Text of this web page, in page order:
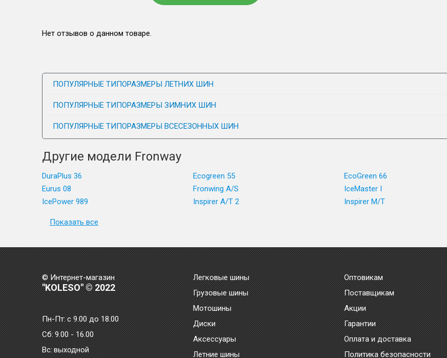
Нет отзывов о данном товаре.
ПОПУЛЯРНЫЕ ТИПОРАЗМЕРЫ ЛЕТНИХ ШИН
ПОПУЛЯРНЫЕ ТИПОРАЗМЕРЫ ЗИМНИХ ШИН
ПОПУЛЯРНЫЕ ТИПОРАЗМЕРЫ ВСЕСЕЗОННЫХ ШИН
Другие модели Fronway
DuraPlus 36 Ecogreen 55 EcoGreen 66
Eurus 08
Fronwing A/S IceMaster I
IcePower 989
Inspirer A/T 2 Inspirer M/T
Показать все
© Интернет-магазин
"KOLESO" © 2022
Пн-Пт:с 9.00 до 18.00
Сб: 9.00 - 16.00
Bc: выходной
Легковые шины
Грузовые шины
Мотошины
Диски
Аксессуары
Летние шины
Оптовикам
Поставщикам
Акции
Гарантии
Оплата и доставка
Политика безопасности